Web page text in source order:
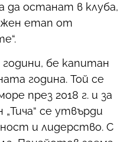
да останат в клуба,
етап от
бе капитан
година. Той се
през 2018 г. и за
се утвърди
и лидерство. С